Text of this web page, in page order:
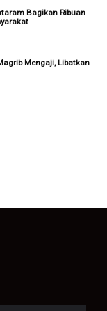
Bagikan Ribuan
Mengaji, Libatkan